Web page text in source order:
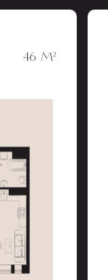
46 М²